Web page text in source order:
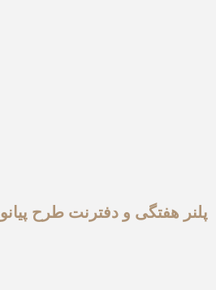
پلنر هفتگی و دفترنت طرح پیانو